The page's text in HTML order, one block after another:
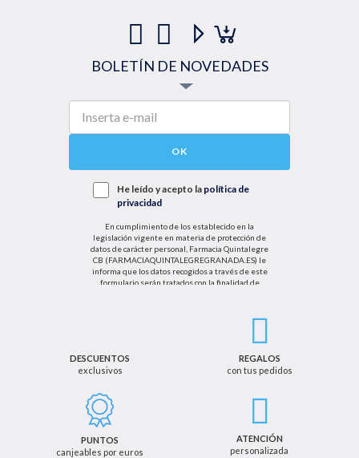
BOLETÍN DE NOVEDADES
OK
He leído y acepto la política de
privacidad
En cumplimiento de los establecido en la
legislación vigente en materia de protección de
datos de carácter personal, Farmacia Quintalegre
CB (FARMACIAQUINTALEGREGRANADA.ES) le
informa que los datos recogidos a través de este
formulario serán tratados con la finalidad de
el tratamiento de sus datos personales se basará
cancelación u oposición, así como los derechos
adicionales que le asisten a través de la dirección
de email info@farmaciaquintalegregranada.es, así
como a través de los medios detallados en la
información adicional sobre nuestra política de
privacidad que puede consultar en la dirección web
DESCUENTOS
exclusivos
REGALOS
con tus pedidos
PUNTOS
canjeables por euros
ATENCIÓN
personalizada